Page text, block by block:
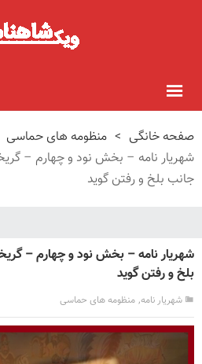
صفحه خانگی > منظومه های حماسی
شهریار نامه – بخش نود و چهارم –
جانب بلخ و رفتن گوید
شهریار نامه – بخش نود و چهارم –
بلخ و رفتن گوید
شهریار نامه, منظومه های حماسی